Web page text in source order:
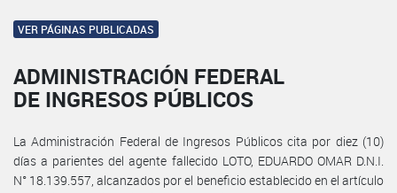
VER PÁGINAS PUBLICADAS
ADMINISTRACIÓN FEDERAL
DE INGRESOS PÚBLICOS
La Administración Federal de Ingresos Públicos cita por diez (10)
días a parientes del agente fallecido LOTO, EDUARDO OMAR D.N.I.
N° 18.139.557, alcanzados por el beneficio establecido en el artículo